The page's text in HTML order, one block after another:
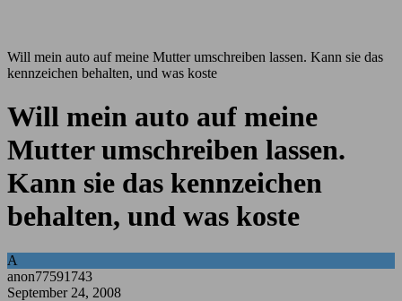
Will mein auto auf meine Mutter umschreiben lassen. Kann sie das
kennzeichen behalten, und was koste
Will mein auto auf meine
Mutter umschreiben lassen.
Kann sie das kennzeichen
behalten, und was koste
A
anon77591743
September 24, 2008